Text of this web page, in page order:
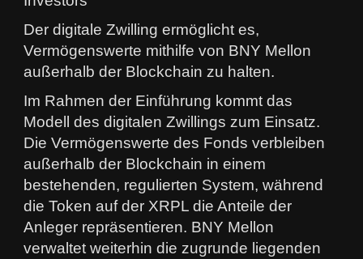
Der digitale Zwilling ermöglicht es,
Vermögenswerte mithilfe von BNY Mellon
außerhalb der Blockchain zu halten.
Im Rahmen der Einführung kommt das
Modell des digitalen Zwillings zum Einsatz.
Die Vermögenswerte des Fonds verbleiben
außerhalb der Blockchain in einem
bestehenden, regulierten System, während
die Token auf der XRPL die Anteile der
Anleger repräsentieren. BNY Mellon
verwaltet weiterhin die zugrunde liegenden